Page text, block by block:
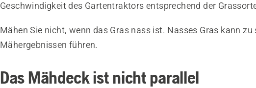
Geschwindigkeit des Gartentraktors entsprechend der
Mähen Sie nicht, wenn das Gras nass ist. Nasses Gras kann zu
Mähergebnissen führen.
Das Mähdeck ist nicht parallel